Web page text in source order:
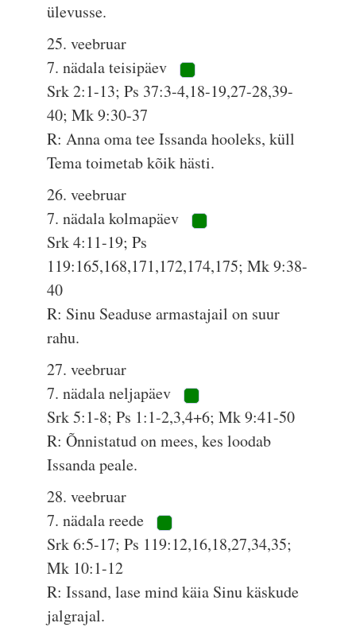
ülevusse.
25. veebruar
7. nädala teisipäev
Srk 2:1-13; Ps 37:3-4,18-19,27-28,39-
40; Mk 9:30-37
R: Anna oma tee Issanda hooleks, küll
Tema toimetab kõik hästi.
26. veebruar
7. nädala kolmapäev
Srk 4:11-19; Ps
119:165,168,171,172,174,175; Mk 9:38-
40
R: Sinu Seaduse armastajail on suur
rahu.
27. veebruar
7. nädala neljapäev
Srk 5:1-8; Ps 1:1-2,3,4+6; Mk 9:41-50
R: Õnnistatud on mees, kes loodab
Issanda peale.
28. veebruar
7. nädala reede
Srk 6:5-17; Ps 119:12,16,18,27,34,35;
Mk 10:1-12
R: Issand, lase mind käia Sinu käskude
jalgrajal.